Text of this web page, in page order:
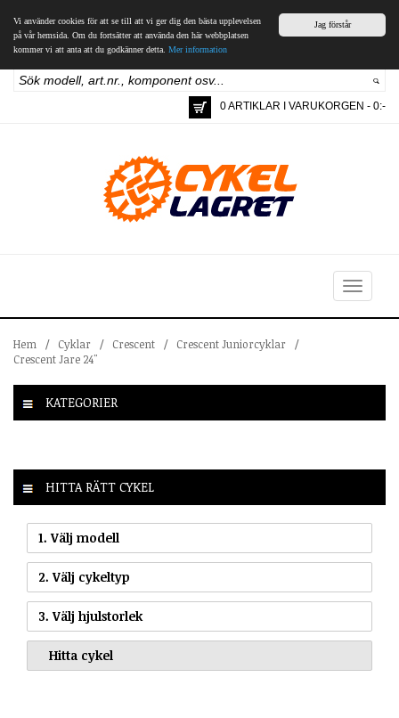
Jag förstår
Vi använder cookies för att se till att vi ger dig den bästa upplevelsen
på vår hemsida. Om du fortsätter att använda den här webbplatsen
kommer vi att anta att du godkänner detta. Mer information
0 ARTIKLAR I VARUKORGEN - 0:-
Toggle
navigation
Hem / Cyklar / Crescent / Crescent Juniorcyklar
/
Crescent Jare 24"
KATEGORIER
HITTA RÄTT CYKEL
1. Välj modell
2. Välj cykeltyp
3. Välj hjulstorlek